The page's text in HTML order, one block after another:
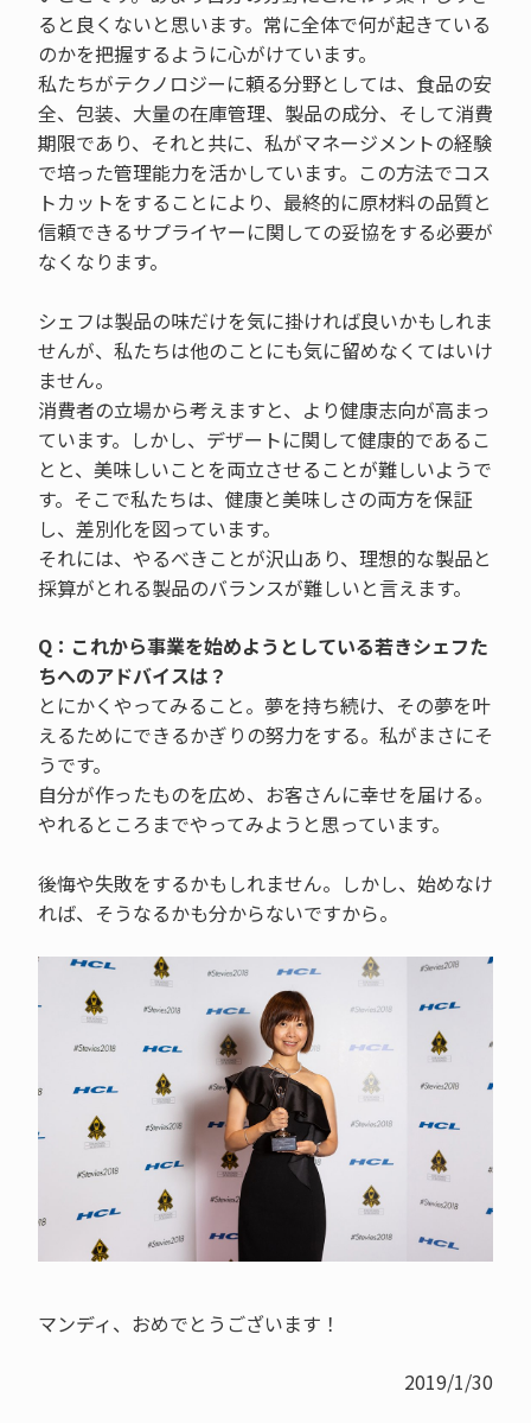
ると良くないと思います。常に全体で何が起きている
のかを把握するように心がけています。
私たちがテクノロジーに頼る分野としては、食品の安
全、包装、大量の在庫管理、製品の成分、そして消費
期限であり、それと共に、私がマネージメントの経験
で培った管理能力を活かしています。この方法でコス
トカットをすることにより、最終的に原材料の品質と
信頼できるサプライヤーに関しての妥協をする必要が
なくなります。
シェフは製品の味だけを気に掛ければ良いかもしれま
せんが、私たちは他のことにも気に留めなくてはいけ
ません。
消費者の立場から考えますと、より健康志向が高まっ
ています。しかし、デザートに関して健康的であるこ
とと、美味しいことを両立させることが難しいようで
す。そこで私たちは、健康と美味しさの両方を保証
し、差別化を図っています。
それには、やるべきことが沢山あり、理想的な製品と
採算がとれる製品のバランスが難しいと言えます。
Q：これから事業を始めようとしている若きシェフた
ちへのアドバイスは？
とにかくやってみること。夢を持ち続け、その夢を叶
えるためにできるかぎりの努力をする。私がまさにそ
うです。
自分が作ったものを広め、お客さんに幸せを届ける。
やれるところまでやってみようと思っています。
後悔や失敗をするかもしれません。しかし、始めなけ
れば、そうなるかも分からないですから。
マンディ、おめでとうございます！
2019/1/30